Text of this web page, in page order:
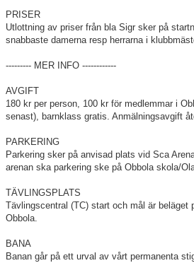
PRISER
Utlottning av priser från bla Sigr sker på
snabbaste damerna resp herrarna i
--------- MER INFO ------------
AVGIFT
180 kr per person, 100 kr för medlemmar i
senast), barnklass gratis. Anmälningsavgift
PARKERING
Parkering sker på anvisad plats vid Sca
arenan ska parkering ske på Obbola skola/
TÄVLINGSPLATS
Tävlingscentral (TC) start och mål är beläget
Obbola.
BANA
Banan går på ett urval av vårt permanenta